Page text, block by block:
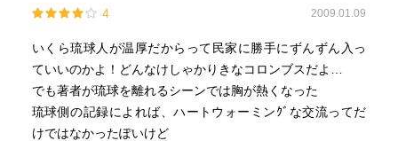
4 2009.01.09
いくら琉球人が温厚だからって民家に勝手にずんずん入っ
ていいのかよ！どんなけしゃかりきなコロンブスだよ…
でも著者が琉球を離れるシーンでは胸が熱くなった
琉球側の記録によれば、ハートウォーミンｸﾞな交流ってだ
けではなかったぽいけど